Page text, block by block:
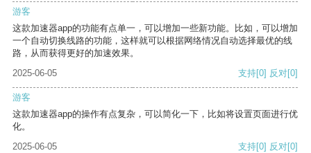
游客
这款加速器app的功能有点单一，可以增加一些新功能。比如，可以增加
一个自动切换线路的功能，这样就可以根据网络情况自动选择最优的线
路，从而获得更好的加速效果。
2025-06-05
支持[0] 反对[0]
游客
这款加速器app的操作有点复杂，可以简化一下，比如将设置页面进行优
化。
2025-06-05
支持[0] 反对[0]